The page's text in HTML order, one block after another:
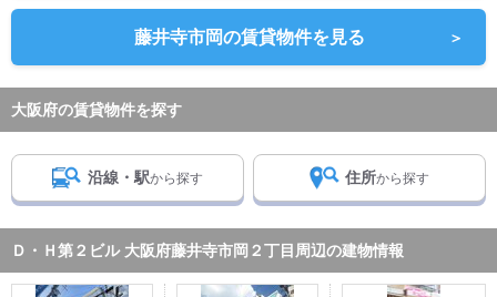
藤井寺市岡の賃貸物件を見る ＞
大阪府の賃貸物件を探す
沿線・駅から探す 住所から探す
Ｄ・Ｈ第２ビル 大阪府藤井寺市岡２丁目周辺の建物情報